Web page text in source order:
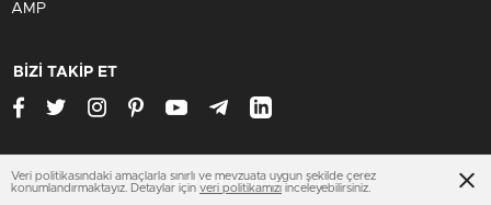
AMP
BİZİ TAKİP ET
www.bursahaberleri.org
Veri politikasındaki amaçlarla sınırlı ve mevzuata uygun şekilde çerez
konumlandırmaktayız. Detaylar için veri politikamızı inceleyebilirsiniz.